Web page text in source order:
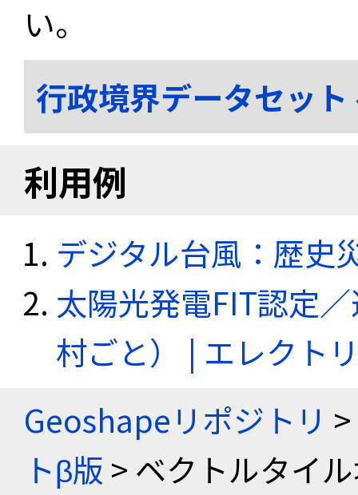
い。
行政境界データセッ
利用例
デジタル台風：歴史
太陽光発電FIT認定
村ごと） | エレクト
Geoshapeリポジトリ >
トβ版 > ベクトルタイ